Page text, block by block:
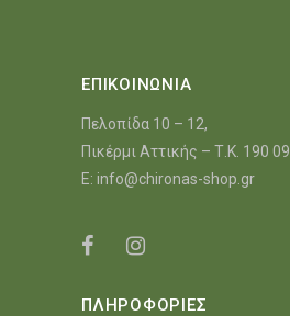
ΕΠΙΚΟΙΝΩΝΙΑ
Πελοπίδα 10 – 12,
Πικέρμι Αττικής – Τ.Κ. 190 09
E: info@chironas-shop.gr
ΠΛΗΡΟΦΟΡΙΕΣ